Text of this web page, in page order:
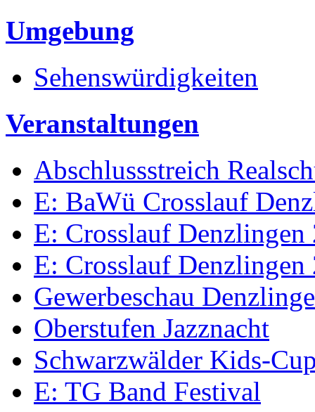
Umgebung
Sehenswürdigkeiten
Veranstaltungen
Abschlussstreich
E: BaWü Crosslauf
E: Crosslauf Denzlingen
E: Crosslauf Denzlingen
Gewerbeschau
Oberstufen Jazznacht
Schwarzwälder Kids-
E: TG Band Festival